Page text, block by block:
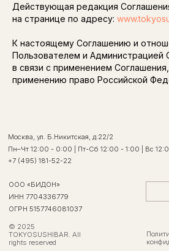
Действующая редакция
на странице по адресу:
К настоящему Соглашению и
Пользователем и Администрацией
в связи с применением
применению право Российской